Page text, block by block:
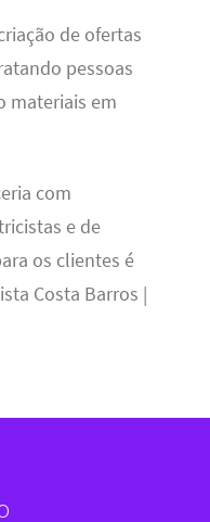
de ofertas
pessoas
materiais em
com
e de
os clientes é
Costa Barros |